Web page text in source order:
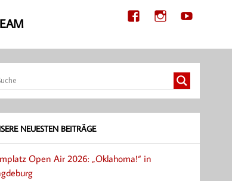
NEUESTEN BEITRÄGE
Open Air 2026: „Oklahoma!“ in